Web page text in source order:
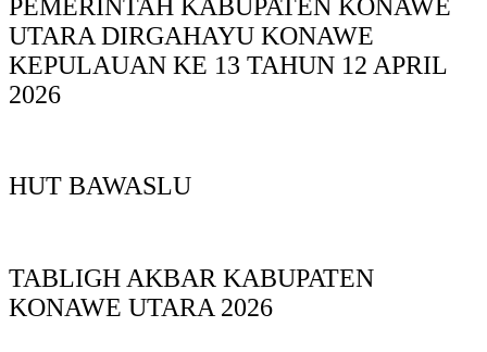
PEMERINTAH KABUPATEN KONAWE
UTARA DIRGAHAYU KONAWE
KEPULAUAN KE 13 TAHUN 12 APRIL
2026
HUT BAWASLU
TABLIGH AKBAR KABUPATEN
KONAWE UTARA 2026